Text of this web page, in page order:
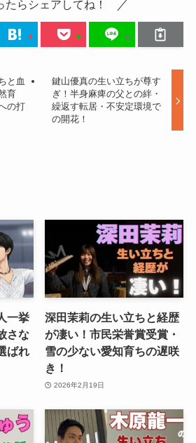
たらシェアしてね！
と血
育
の打
鍵山優真の生い立ちが尊す
ぎ！半身麻痺の父との絆・
繰返す転居・不安定環境で
の開花！
一挙
さな
ばれ
深田茉莉の生い立ちと経歴
が凄い！市民栄誉賞受賞・
雪の少ない愛知育ちの遅咲
き！
2026年2月19日